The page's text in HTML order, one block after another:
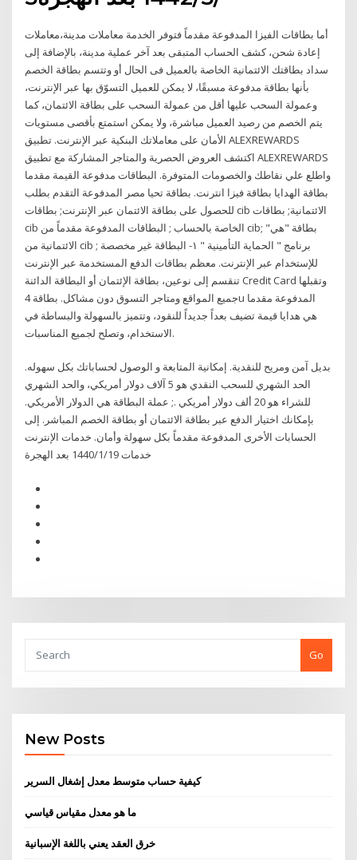
أما بطاقات الفيزا المدفوعة مقدماً فتوفر الخدمة معاملات مدينة،معاملات
إعادة شحن، كشف الحساب المتبقى بعد آخر عملية مدينة، بالإضافة إلى
سداد بطاقتك الائتمانية الخاصة بالعميل فى الحال أو وتتسم بطاقة الخصم
بأنها بطاقة مدفوعة مسبقًا، لا يمكن للعميل التسوّق بها عبر الإنترنت،
وعمولة السحب عليها أقل من عمولة السحب على بطاقة الائتمان، كما
يتم الخصم من رصيد العميل مباشرة، ولا يمكن استمتع بأقصى مستويات
الأمان على معاملاتك البنكية عبر الإنترنت. تطبيق ALEXREWARDS
اكتشف العروض الحصرية والمتاجر المشاركة مع تطبيق ALEXREWARDS
واطلع علي نقاطك والخصومات المتوفرة. البطاقات مدفوعة القيمة مقدما
بطاقة الهدايا بطاقة فيزا انترنت. بطاقة تحيا مصر المدفوعة التقدم بطلب
للحصول على بطاقة الائتمان عبر الإنترنت; بطاقات cib الائتمانية; بطاقات
cib الخاصة بالحساب ; البطاقات المدفوعة مقدماً من cib; بطاقة "هي"
الائتمانية من cib ; برنامج " الحماية التأمينية " ١- البطاقة غير مخصصة
للإستخدام عبر الإنترنت. معظم بطاقات الدفع المستخدمة عبر الإنترنت
تنقسم إلى نوعين، بطاقة الإئتمان أو البطاقة الدائنة Credit Card وتقبلها
جميع المواقع ومتاجر التسوق دون مشاكل. بطاقة 4u المدفوعة مقدما
هي هدايا قيمة تضيف بعداً جديداً للنقود، وتتميز بالسهولة والبساطة في
الاستخدام، وتصلح لجميع المناسبات.
بديل آمن ومريح للنقدية. إمكانية المتابعة و الوصول لحساباتك بكل سهوله.
الحد الشهري للسحب النقدي هو 5 آلاف دولار أمريكي، والحد الشهري
للشراء هو 20 ألف دولار أمريكي .; عملة البطاقة هي الدولار الأمريكي.
بإمكانك اختيار الدفع عبر بطاقة الائتمان أو بطاقة الخصم المباشر. إلى
الحسابات الأخرى المدفوعة مقدماً بكل سهولة وأمان. خدمات الإنترنت
خدمات 19‏‏/1‏‏/1440 بعد الهجرة
Go
New Posts
كيفية حساب متوسط ​​معدل إشغال السرير
ما هو معدل مقياس قياسي
خرق العقد يعني باللغة الإسبانية